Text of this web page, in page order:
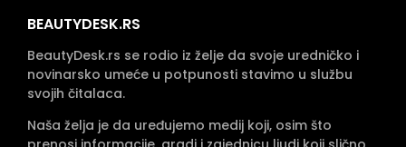
BEAUTYDESK.RS
BeautyDesk.rs se rodio iz želje da svoje uredničko i
novinarsko umeće u potpunosti stavimo u službu
svojih čitalaca.
Naša želja je da uređujemo medij koji, osim što